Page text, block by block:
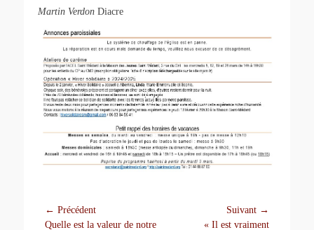
Martin Verdon Diacre
Navigation
← Précédent
Article
Quelle est la valeur de notre
Suivant →
« Il est vraiment